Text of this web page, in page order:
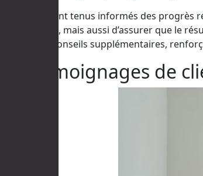
Les clients sont tenus informés des
malentendus, mais aussi d’assurer que le
fournir des conseils supplémentaires,
Les témoignages de